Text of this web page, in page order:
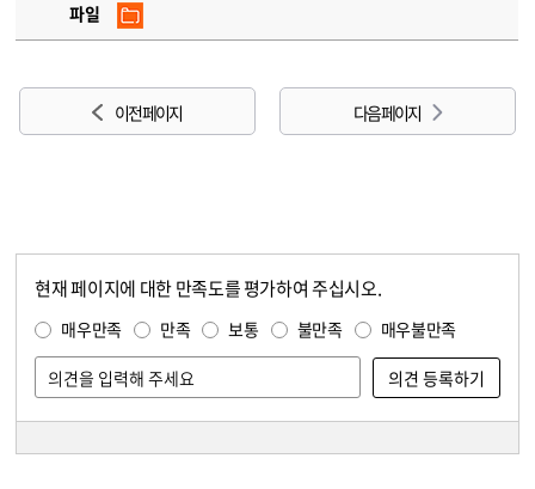
파일
이전 페이지 다음 페이지
현재 페이지에 대한 만족도를 평가하여 주십시오.
매우만족 만족 보통 불만족 매우불만족